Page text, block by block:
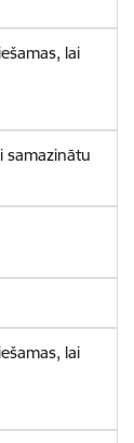
lai
samazinātu
lai